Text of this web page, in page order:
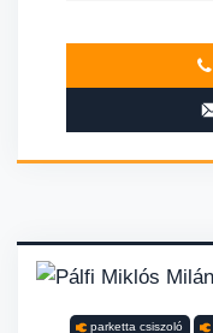
parketta csiszoló